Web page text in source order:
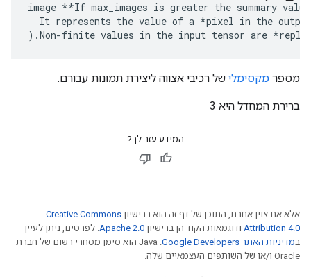
image **If max_images is greater the summary
It represents the value of a *pixel in the
).Non-finite values in the input tensor are
מספר מקסימלי של רכיבי אצווה ליצירת תמונות עבורם.
ברירת המחדל היא 3
המידע עזר לך?
אלא אם צוין אחרת, התוכן של דף זה הוא ברישיון Creative Commons
Attribution 4.0 ודוגמאות הקוד הן ברישיון Apache 2.0. לפרטים, ניתן לעיין
במדיניות האתר Google Developers‏
.‏ Java הוא סימן מסחרי רשום של חברת
Oracle ו/או של השותפים העצמאיים שלה.